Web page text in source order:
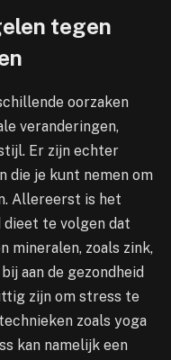
tegen
oorzaken
veranderingen,
Er zijn echter
die je kunt nemen om
Allereerst is het
dieet te volgen dat
mineralen, zoals zink,
aan de gezondheid
zijn om stress te
zoals yoga
kan namelijk een